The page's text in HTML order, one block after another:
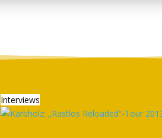
Interviews